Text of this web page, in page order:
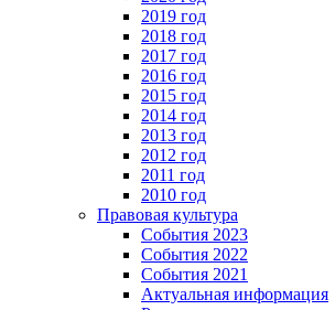
2019 год
2018 год
2017 год
2016 год
2015 год
2014 год
2013 год
2012 год
2011 год
2010 год
Правовая культура
События 2023
События 2022
События 2021
Актуальная информация